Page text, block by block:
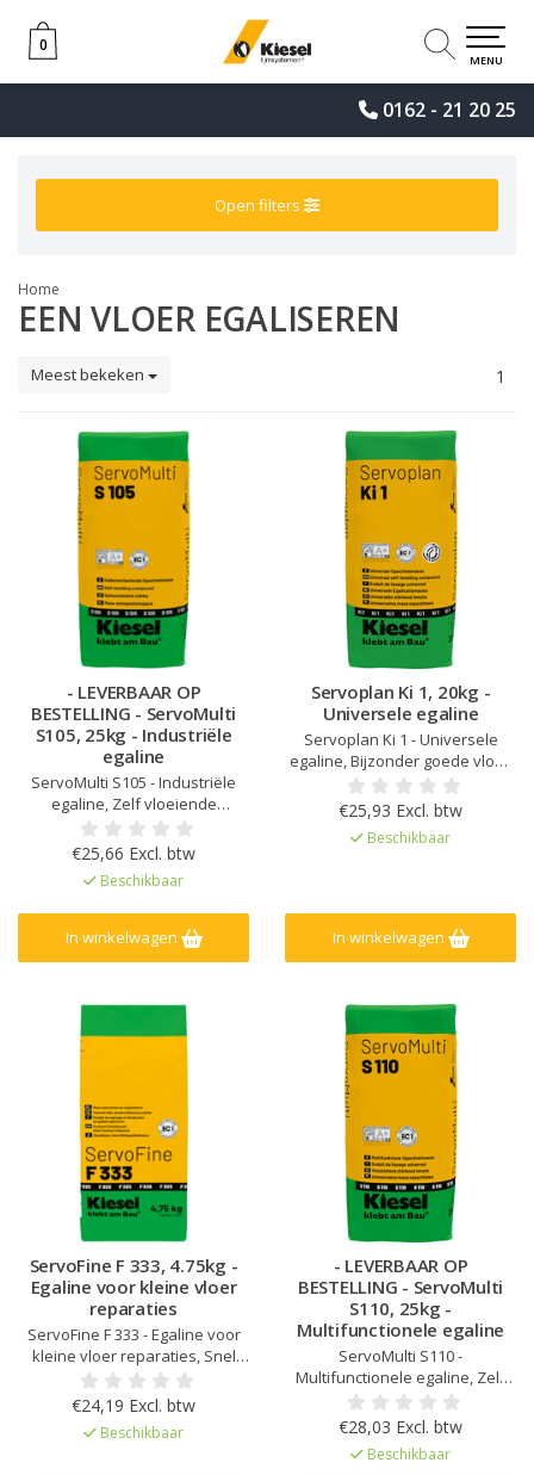
0162 - 21 20 25
0
0
MENU
Open filters
Home
EEN VLOER EGALISEREN
Meest bekeken 1
- LEVERBAAR OP
BESTELLING - ServoMulti
S105, 25kg - Industriële
egaline
ServoMulti S105 - Industriële
egaline, Zelf vloeiende
eigenschappen, 1-5 mm
laagdikte, Voor binnen gebruik,
Verpompbaar
€25,66 Excl. btw
Beschikbaar
In winkelwagen
Servoplan Ki 1, 20kg -
Universele egaline
Servoplan Ki 1 - Universele
egaline, Bijzonder goede vloei-
eigenschappen en
spanningsarm, Verpompbaar,
Voor laagdiktes van 1 - 20 mm,
Hoog rendement, Zeer gladde
voor parket
€25,93 Excl. btw
Beschikbaar
In winkelwagen
ServoFine F 333, 4.75kg -
Egaline voor kleine vloer
reparaties
ServoFine F 333 - Egaline voor
kleine vloer reparaties, Snel
hardend, Geen
voorbehandeling nodig, Zeer
glad oppervlak
€24,19 Excl. btw
Beschikbaar
- LEVERBAAR OP
BESTELLING - ServoMulti
S110, 25kg -
Multifunctionele egaline
ServoMulti S110 -
Multifunctionele egaline, Zelf
vloeiende eigenschappen, 1 -
10 mm laagdikte (met
toevoeging van kwartszand
20mm) Voor gebruik binnen
€28,03 Excl. btw
Beschikbaar